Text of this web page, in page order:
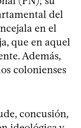
del
en el
que en aquel
Además,
colonienses
concusión,